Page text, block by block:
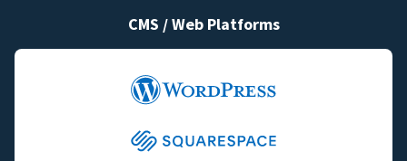
CMS / Web Platforms